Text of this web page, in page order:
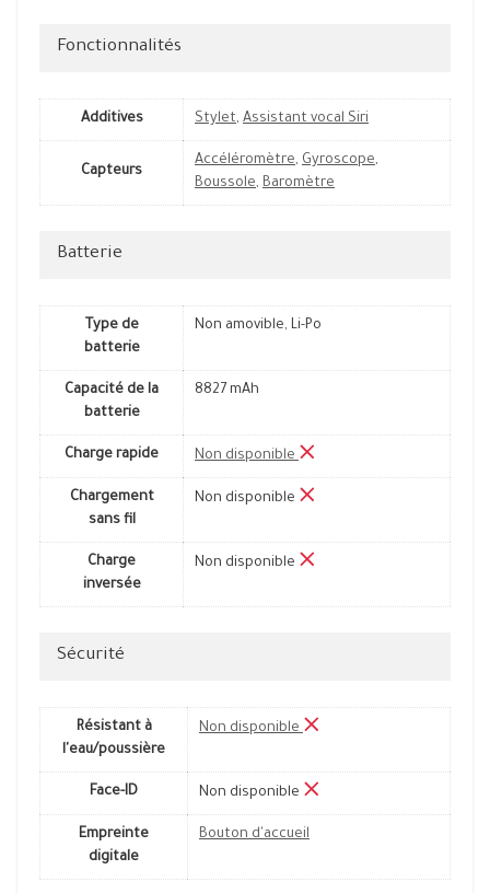
Fonctionnalités
Additives Stylet, Assistant vocal Siri
Capteurs
Accéléromètre, Gyroscope,
Boussole, Baromètre
Batterie
Type de
batterie
Non amovible, Li-Po
Capacité de la
batterie
8827 mAh
Charge rapide Non disponible
Chargement
sans fil
Non disponible
Charge
inversée
Non disponible
Sécurité
Résistant à
l'eau/poussière
Non disponible
Face-ID Non disponible
Empreinte
digitale
Bouton d'accueil